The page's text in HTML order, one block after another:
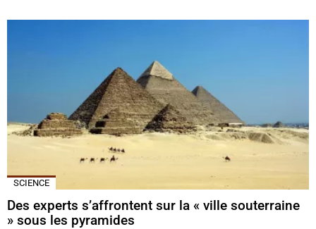
SCIENCE
Des experts s’affrontent sur la « ville souterraine
» sous les pyramides